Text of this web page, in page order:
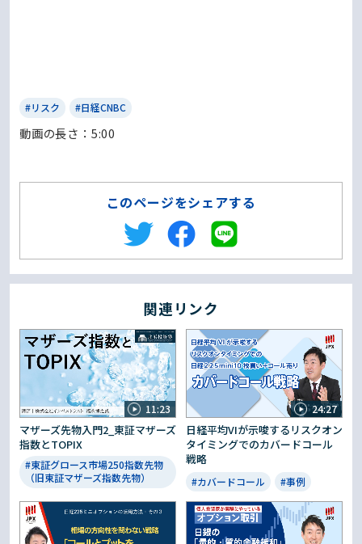
#リスク #日経CNBC
動画の⻑さ：5:00
このページをシェアする
関連リンク
11:23
マザーズ先物入門2_東証マザーズ
指数とTOPIX
#東証グロース市場250指数先物
（旧東証マザーズ指数先物）
24:27
日経平均VIが示唆するリスクオン
タイミングでのカバードコール
戦略
#カバードコール #事例